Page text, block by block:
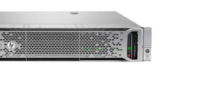
Серверы DELL
DELL G17
DELL G16